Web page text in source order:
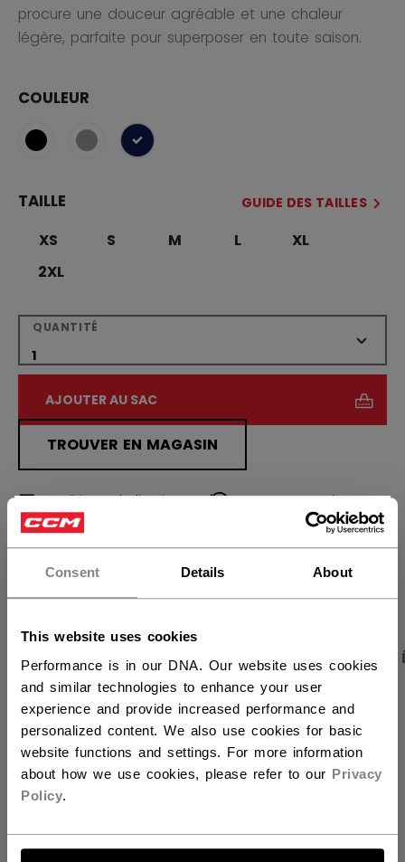
Consent Details About
This website uses cookies
Performance is in our DNA. Our website uses cookies
and similar technologies to enhance your user
experience and provide increased performance and
personalized content. We also use cookies for basic
website functions and settings. For more information
about how we use cookies, please refer to our Privacy
Policy.
Vous souhaitez expédier des
produits aux États-Unis ?
ALLONS-Y !
procure une douceur agréable et une chaleur
légère, parfaite pour superposer en toute saison.
COULEUR
sélectionné
TAILLE GUIDE DES TAILLES
XS S M L
XL
2XL
QUANTITÉ
AJOUTER AU SAC
TROUVER EN MAGASIN
Politique de livraison Retours gratuits
OUVRIR LES
PHOTOS DU PRODUIT CARACTÉRISTIQUES
CARACTÉRISTIQUES
IDENTIFICATION
FHO6TW2-AD
GROUPE D'ÂGE
COLLECTION
Team